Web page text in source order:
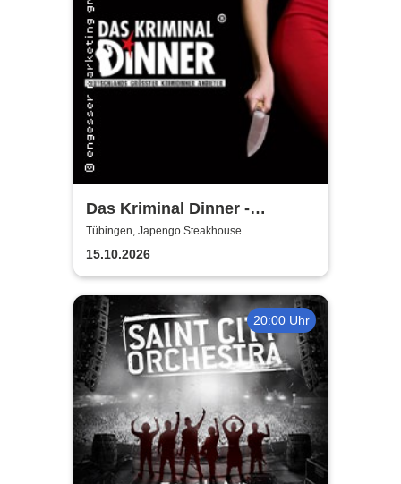
Das Kriminal Dinner -
Faustdickes Verbrechen
Tübingen, Japengo Steakhouse
15.10.2026
20:00 Uhr